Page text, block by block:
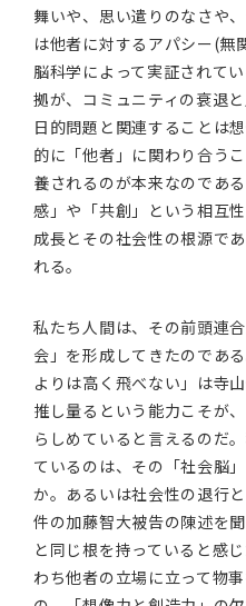
舞いや、思い遣りのなさや
は他者に対するアパシー(無
脳科学によって実証されて
拠が、コミュニティの衰退
日的問題と関連することは
的に「他者」に関わり合う
養されるのが本来なのであ
感」や「共創」という相互
成長とその社会性の根源で
れる。
私たち人間は、その前頭連
会」を形成してきたのであ
よりは高く飛べない」は寺
推し量るという能力こそが
らしめていると言えるのだ
ているのは、その「社会脳
か。あるいは社会性の退行
件の加藤智大被告の陳述を
と同じ根を持っていると感
わち他者の立場に立って物